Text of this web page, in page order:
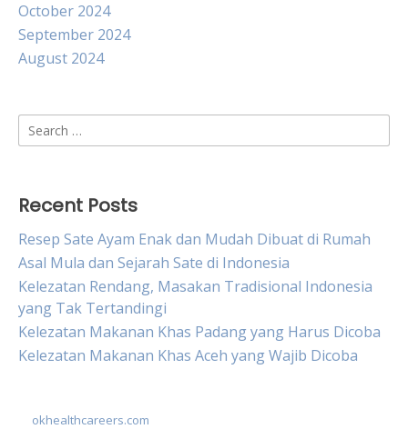
October 2024
September 2024
August 2024
Search
for:
Recent Posts
Resep Sate Ayam Enak dan Mudah Dibuat di Rumah
Asal Mula dan Sejarah Sate di Indonesia
Kelezatan Rendang, Masakan Tradisional Indonesia
yang Tak Tertandingi
Kelezatan Makanan Khas Padang yang Harus Dicoba
Kelezatan Makanan Khas Aceh yang Wajib Dicoba
okhealthcareers.com